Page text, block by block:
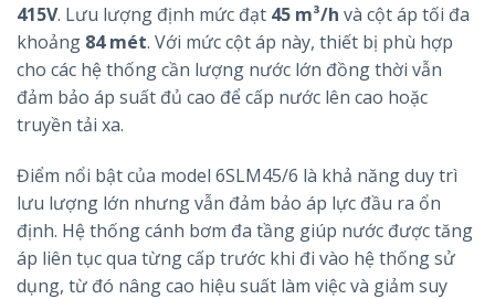
415V. Lưu lượng định mức đạt 45 m³/h và cột áp tối đa
khoảng 84 mét. Với mức cột áp này, thiết bị phù hợp
cho các hệ thống cần lượng nước lớn đồng thời vẫn
đảm bảo áp suất đủ cao để cấp nước lên cao hoặc
truyền tải xa.
Điểm nổi bật của model 6SLM45/6 là khả năng duy trì
lưu lượng lớn nhưng vẫn đảm bảo áp lực đầu ra ổn
định. Hệ thống cánh bơm đa tầng giúp nước được tăng
áp liên tục qua từng cấp trước khi đi vào hệ thống sử
dụng, từ đó nâng cao hiệu suất làm việc và giảm suy